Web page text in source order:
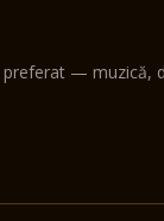
— muzică,